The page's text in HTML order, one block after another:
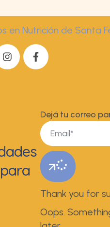
Dejá tu correo
Thank you for
Oops.